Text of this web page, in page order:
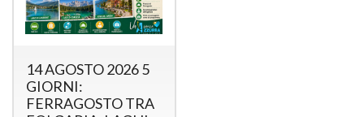
14 AGOSTO 2026 5
GIORNI:
FERRAGOSTO TRA